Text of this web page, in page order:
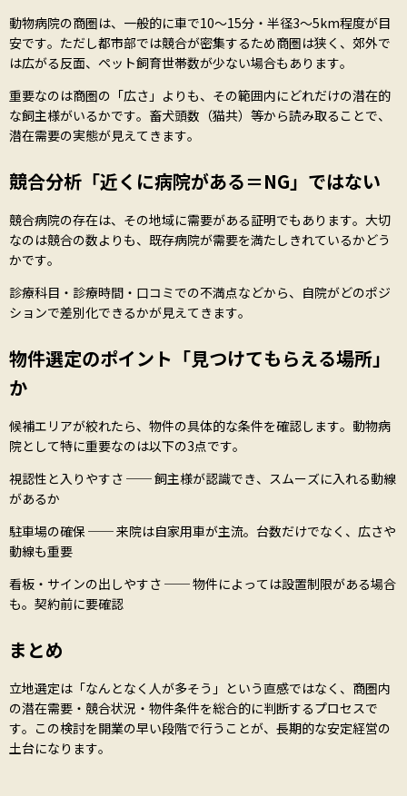
動物病院の商圏は、一般的に車で10〜15分・半径3〜5km程度が目
安です。ただし都市部では競合が密集するため商圏は狭く、郊外で
は広がる反面、ペット飼育世帯数が少ない場合もあります。
重要なのは商圏の「広さ」よりも、その範囲内にどれだけの潜在的
な飼主様がいるかです。畜犬頭数（猫共）等から読み取ることで、
潜在需要の実態が見えてきます。
競合分析――「近くに病院がある＝NG」ではない
競合病院の存在は、その地域に需要がある証明でもあります。大切
なのは競合の数よりも、既存病院が需要を満たしきれているかどう
かです。
診療科目・診療時間・口コミでの不満点などから、自院がどのポジ
ションで差別化できるかが見えてきます。
物件選定のポイント――「見つけてもらえる場所」
か
候補エリアが絞れたら、物件の具体的な条件を確認します。動物病
院として特に重要なのは以下の3点です。
視認性と入りやすさ ── 飼主様が認識でき、スムーズに入れる動線
があるか
駐車場の確保 ── 来院は自家用車が主流。台数だけでなく、広さや
動線も重要
看板・サインの出しやすさ ── 物件によっては設置制限がある場合
も。契約前に要確認
まとめ
立地選定は「なんとなく人が多そう」という直感ではなく、商圏内
の潜在需要・競合状況・物件条件を総合的に判断するプロセスで
す。この検討を開業の早い段階で行うことが、長期的な安定経営の
土台になります。